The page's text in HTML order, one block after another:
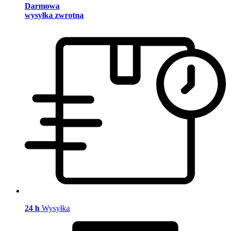
Darmowa
wysyłka zwrotna
24 h Wysyłka